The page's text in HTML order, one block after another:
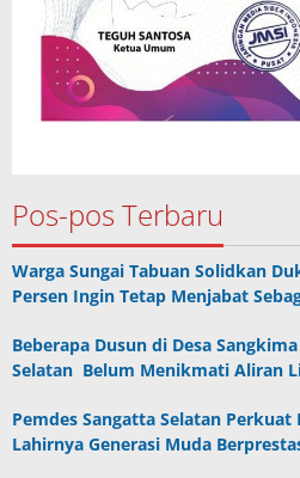
Pos-pos Terbaru
Warga Sungai Tabuan Solidkan
Persen Ingin Tetap Menjabat
Beberapa Dusun di Desa
Selatan Belum Menikmati Aliran
Pemdes Sangatta Selatan
Lahirnya Generasi Muda